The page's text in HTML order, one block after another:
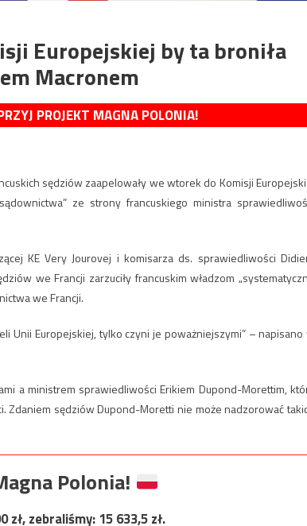
Europejskiej by ta broniła
Macronem
PROJEKT MAGNA POLONIA!
sędziów zaapelowały we wtorek do Komisji
ze strony francuskiego ministra
KE Very Jourovej i komisarza ds. sprawiedliwości
we Francji zarzuciły francuskim władzom
we Francji.
Unii Europejskiej, tylko czyni je poważniejszymi” – napisano
a ministrem sprawiedliwości Erikiem Dupond-Morettim,
sędziów Dupond-Moretti nie może nadzorować
Polonia!
zł, zebraliśmy:15 633,5zł.